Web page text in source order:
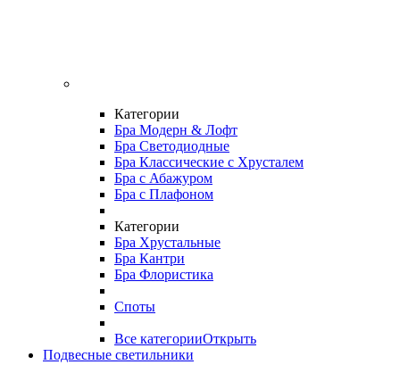
Категории
Бра Модерн & Лофт
Бра Светодиодные
Бра Классические с Хрусталем
Бра с Абажуром
Бра с Плафоном
Категории
Бра Хрустальные
Бра Кантри
Бра Флористика
Споты
Все категорииОткрыть
Подвесные светильники